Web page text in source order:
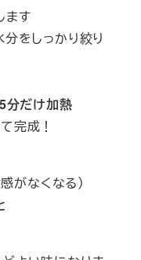
ます
をしっかり絞り
分だけ加熱
完成！
がなくなる）